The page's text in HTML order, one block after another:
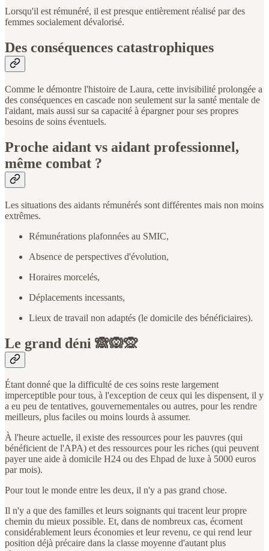
Lorsqu'il est rémunéré, il est presque entièrement réalisé par des
femmes socialement dévalorisé.
Des conséquences catastrophiques
Comme le démontre l'histoire de Laura, cette invisibilité prolongée a
des conséquences en cascade non seulement sur la santé mentale de
l'aidant, mais aussi sur sa capacité à épargner pour ses propres
besoins de soins éventuels.
Proche aidant vs aidant professionnel,
même combat ?
Les situations des aidants rémunérés sont différentes mais non moins
extrêmes.
Rémunérations plafonnées au SMIC,
Absence de perspectives d'évolution,
Horaires morcelés,
Déplacements incessants,
Lieux de travail non adaptés (le domicile des bénéficiaires).
Le grand déni 🙈🙉🙊
Étant donné que la difficulté de ces soins reste largement
imperceptible pour tous, à l'exception de ceux qui les dispensent, il y
a eu peu de tentatives, gouvernementales ou autres, pour les rendre
meilleurs, plus faciles ou moins lourds à assumer.
À l'heure actuelle, il existe des ressources pour les pauvres (qui
bénéficient de l'APA) et des ressources pour les riches (qui peuvent
payer une aide à domicile H24 ou des Ehpad de luxe à 5000 euros
par mois).
Pour tout le monde entre les deux, il n'y a pas grand chose.
Il n'y a que des familles et leurs soignants qui tracent leur propre
chemin du mieux possible. Et, dans de nombreux cas, écornent
considérablement leurs économies et leur revenu, ce qui rend leur
position déjà précaire dans la classe moyenne d'autant plus